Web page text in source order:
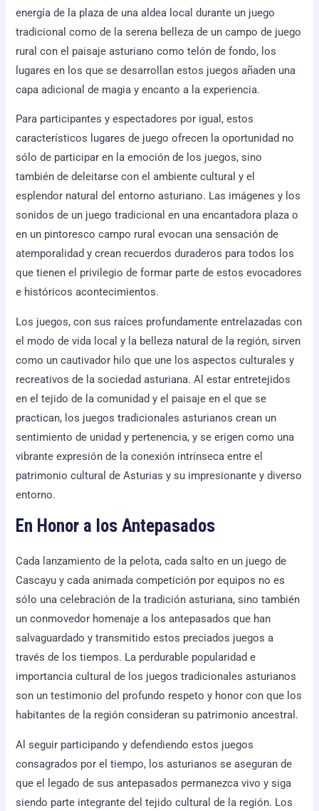
energía de la plaza de una aldea local durante un juego
tradicional como de la serena belleza de un campo de juego
rural con el paisaje asturiano como telón de fondo, los
lugares en los que se desarrollan estos juegos añaden una
capa adicional de magia y encanto a la experiencia.
Para participantes y espectadores por igual, estos
característicos lugares de juego ofrecen la oportunidad no
sólo de participar en la emoción de los juegos, sino
también de deleitarse con el ambiente cultural y el
esplendor natural del entorno asturiano. Las imágenes y los
sonidos de un juego tradicional en una encantadora plaza o
en un pintoresco campo rural evocan una sensación de
atemporalidad y crean recuerdos duraderos para todos los
que tienen el privilegio de formar parte de estos evocadores
e históricos acontecimientos.
Los juegos, con sus raíces profundamente entrelazadas con
el modo de vida local y la belleza natural de la región, sirven
como un cautivador hilo que une los aspectos culturales y
recreativos de la sociedad asturiana. Al estar entretejidos
en el tejido de la comunidad y el paisaje en el que se
practican, los juegos tradicionales asturianos crean un
sentimiento de unidad y pertenencia, y se erigen como una
vibrante expresión de la conexión intrínseca entre el
patrimonio cultural de Asturias y su impresionante y diverso
entorno.
En Honor a los Antepasados
Cada lanzamiento de la pelota, cada salto en un juego de
Cascayu y cada animada competición por equipos no es
sólo una celebración de la tradición asturiana, sino también
un conmovedor homenaje a los antepasados que han
salvaguardado y transmitido estos preciados juegos a
través de los tiempos. La perdurable popularidad e
importancia cultural de los juegos tradicionales asturianos
son un testimonio del profundo respeto y honor con que los
habitantes de la región consideran su patrimonio ancestral.
Al seguir participando y defendiendo estos juegos
consagrados por el tiempo, los asturianos se aseguran de
que el legado de sus antepasados permanezca vivo y siga
siendo parte integrante del tejido cultural de la región. Los